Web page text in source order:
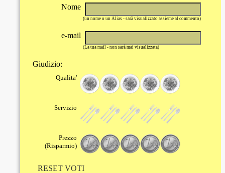
Nome
(un nome o un Alias - sarà visualizzato assieme al commento)
e-mail
(La tua mail - non sarà mai visualizzata)
Giudizio:
Qualita'
Servizio
Prezzo
(Risparmio)
RESET VOTI